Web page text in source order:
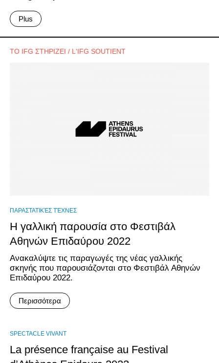
Plus
ΤΟ IFG ΣΤΗΡΙΖΕΙ / L'IFG SOUTIENT
ΠΑΡΑΣΤΑΤΙΚΈΣ ΤΈΧΝΕΣ
Η γαλλική παρουσία στο Φεστιβάλ
Αθηνών Επιδαύρου 2022
Ανακαλύψτε τις παραγωγές της νέας γαλλικής
σκηνής που παρουσιάζονται στο Φεστιβάλ Αθηνών
Επιδαύρου 2022.
Περισσότερα
SPECTACLE VIVANT
La présence française au Festival